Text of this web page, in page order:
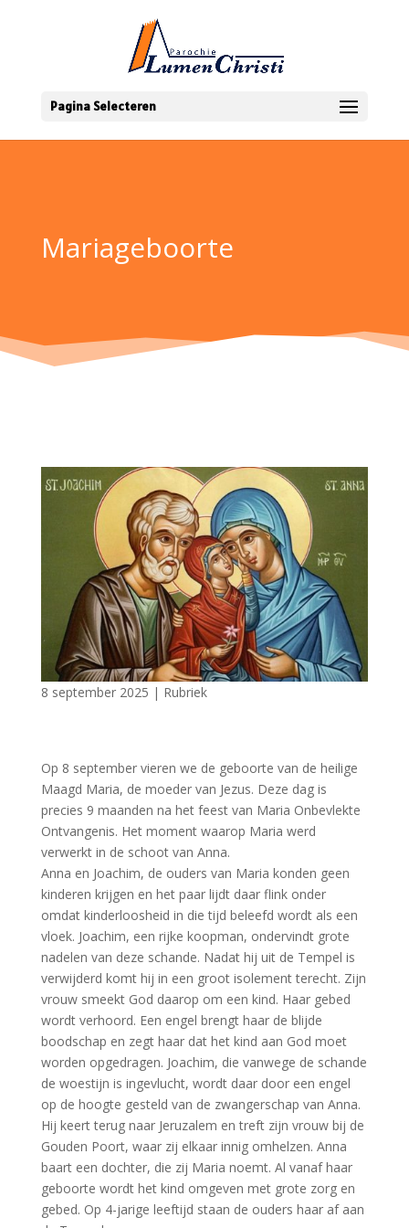
Pagina Selecteren
Mariageboorte
8 september 2025 | Rubriek
Op 8 september vieren we de geboorte van de heilige
Maagd Maria, de moeder van Jezus. Deze dag is
precies 9 maanden na het feest van Maria Onbevlekte
Ontvangenis. Het moment waarop Maria werd
verwerkt in de schoot van Anna.
Anna en Joachim, de ouders van Maria konden geen
kinderen krijgen en het paar lijdt daar flink onder
omdat kinderloosheid in die tijd beleefd wordt als een
vloek. Joachim, een rijke koopman, ondervindt grote
nadelen van deze schande. Nadat hij uit de Tempel is
verwijderd komt hij in een groot isolement terecht. Zijn
vrouw smeekt God daarop om een kind. Haar gebed
wordt verhoord. Een engel brengt haar de blijde
boodschap en zegt haar dat het kind aan God moet
worden opgedragen. Joachim, die vanwege de schande
de woestijn is ingevlucht, wordt daar door een engel
op de hoogte gesteld van de zwangerschap van Anna.
Hij keert terug naar Jeruzalem en treft zijn vrouw bij de
Gouden Poort, waar zij elkaar innig omhelzen. Anna
baart een dochter, die zij Maria noemt. Al vanaf haar
geboorte wordt het kind omgeven met grote zorg en
gebed. Op 4-jarige leeftijd staan de ouders haar af aan